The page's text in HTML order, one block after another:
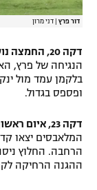
דור פרץ דני מרון
דקה 20, החמצה נוספת של מכבי ת"א:
הנגיחה של פרץ,
בלקמן עמד מול
ופספס בגדול.
דקה 23, איום ראשון של מכבי פ"ת:
המלאבסים יצאו
הרחבה. החלוץ
ההגנה הרחיקה